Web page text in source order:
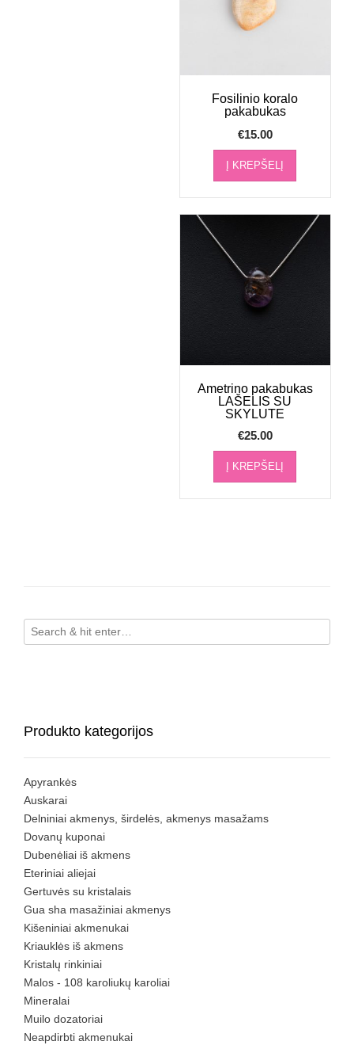
Fosilinio koralo
pakabukas
€15.00
Į KREPŠELĮ
Ametrino pakabukas
LAŠELIS SU
SKYLUTE
€25.00
Į KREPŠELĮ
Produkto kategorijos
Apyrankės
Auskarai
Delniniai akmenys, širdelės, akmenys masažams
Dovanų kuponai
Dubenėliai iš akmens
Eteriniai aliejai
Gertuvės su kristalais
Gua sha masažiniai akmenys
Kišeniniai akmenukai
Kriauklės iš akmens
Kristalų rinkiniai
Malos - 108 karoliukų karoliai
Mineralai
Muilo dozatoriai
Neapdirbti akmenukai